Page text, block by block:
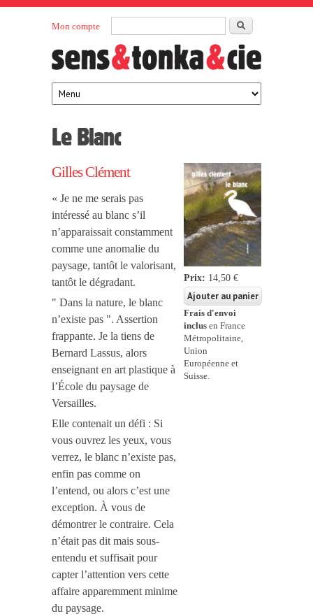
Rechercher
Mon compte
Sens et
Tonka
éditeurs
maison
d’édition
française
Le Blanc
Gilles Clément
« Je ne me serais pas
intéressé au blanc s’il
n’apparaissait constamment
comme une anomalie du
paysage, tantôt le valorisant,
tantôt le dégradant.
" Dans la nature, le blanc
n’existe pas ". Assertion
frappante. Je la tiens de
Bernard Lassus, alors
enseignant en art plastique à
l’École du paysage de
Versailles.
Elle contenait un défi : Si
vous ouvrez les yeux, vous
verrez, le blanc n’existe pas,
enfin pas comme on
l’entend, ou alors c’est une
exception. À vous de
démontrer le contraire. Cela
n’était pas dit mais sous-
entendu et suffisait pour
capter l’attention vers cette
affaire apparemment minime
du paysage.
Prix: 14,50 €
Frais d'envoi
inclus en France
Métropolitaine,
Union
Européenne et
Suisse.